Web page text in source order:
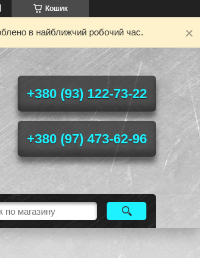
Кошик
в найближчий робочий час.
+380 (93) 122-73-22
+380 (97) 473-62-96